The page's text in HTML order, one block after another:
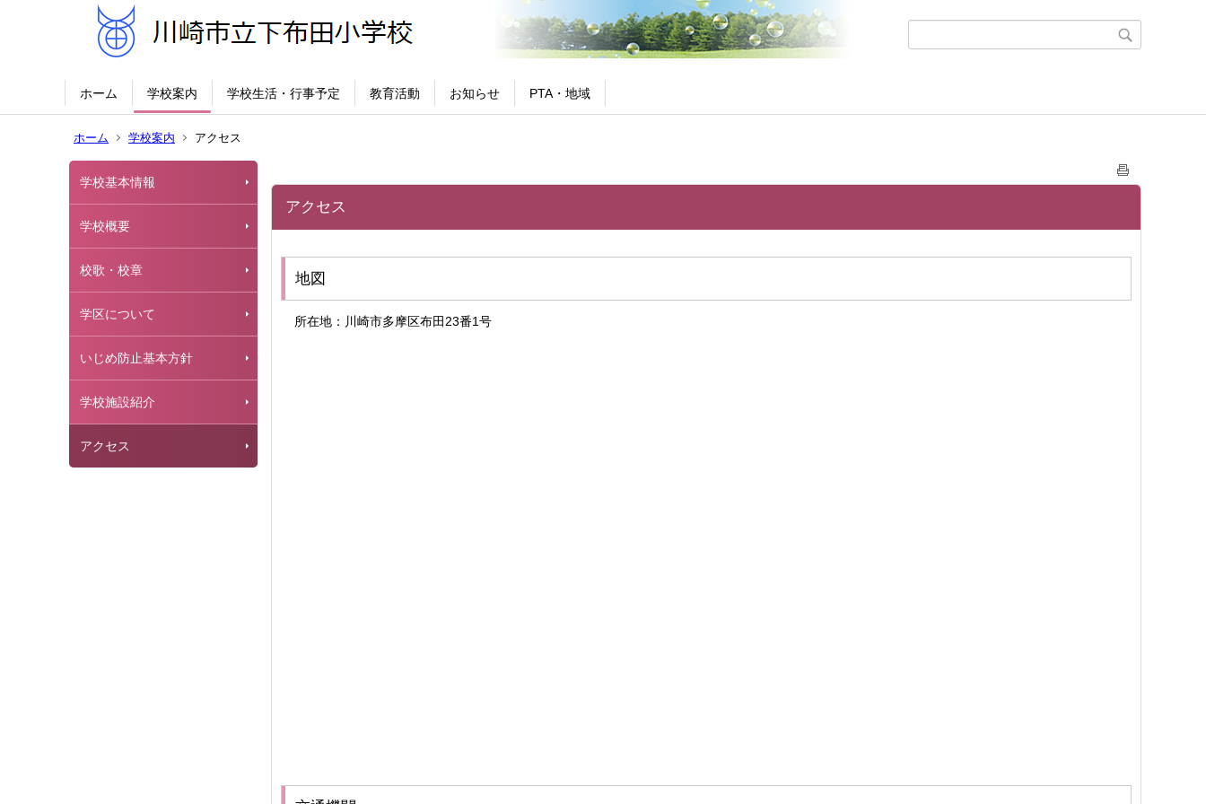
ホーム 学校案内 学校生活・行事予定 教育活動 お知らせ PTA・地域
ホーム 学校案内 アクセス
学校基本情報
学校概要
校歌・校章
学区について
いじめ防止基本方針
学校施設紹介
アクセス
アクセス
地図
所在地：川崎市多摩区布田23番1号